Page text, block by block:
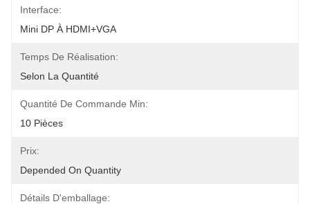
Interface:
Mini DP À HDMI+VGA
Temps De Réalisation:
Selon La Quantité
Quantité De Commande Min:
10 Pièces
Prix:
Depended On Quantity
Détails D'emballage: